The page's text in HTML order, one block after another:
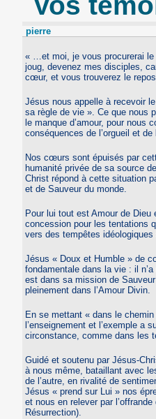
pierre
« …et moi, je vous procurerai
joug, devenez mes disciples,
cœur, et vous trouverez le
Jésus nous appelle à recevoir
sa règle de vie ». Ce que nous
le manque d’amour, pour nous
conséquences de l’orgueil et de
Nos cœurs sont épuisés par
humanité privée de sa source
Christ répond à cette situation
et de Sauveur du monde.
Pour lui tout est Amour de
concession pour les tentations
vers des tempêtes
Jésus « Doux et Humble » de
fondamentale dans la vie : il
est dans sa mission de
pleinement dans l’Amour Divin.
En se mettant « dans le
l’enseignement et l’exemple a
circonstance, comme dans les
Guidé et soutenu par Jésus-
à nous même, bataillant avec
de l’autre, en rivalité de
Jésus « prend sur Lui » nos
et nous en relever par
Résurrection).